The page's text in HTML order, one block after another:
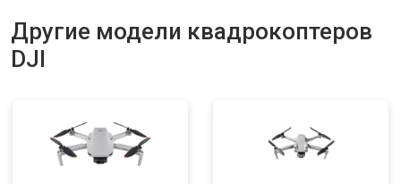
Другие модели квадрокоптеров
DJI